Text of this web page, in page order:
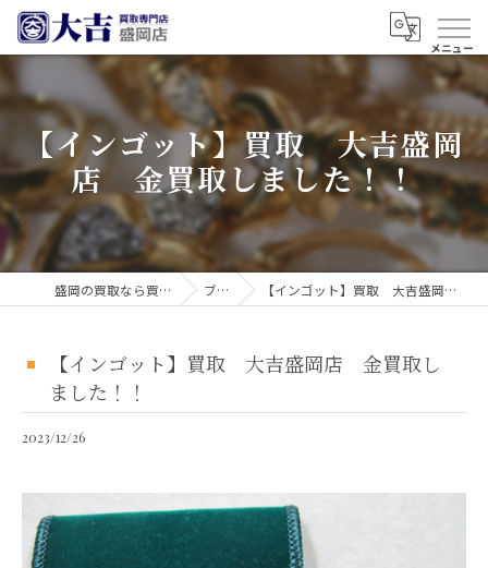
【インゴット】買取 大吉盛岡
店 金買取しました！！
盛岡の買取なら買取大吉 盛岡店 ブログ 【インゴット】買取 大吉盛岡店 金買取しました！！
【インゴット】買取 大吉盛岡店 金買取し
ました！！
2023/12/26